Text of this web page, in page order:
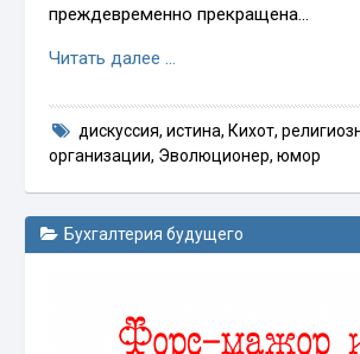
преждевременно прекращена…
Читать далее …
дискуссия, истина, Кихот,
организации, Эволюционер,юмор
Бухгалтерия будущего